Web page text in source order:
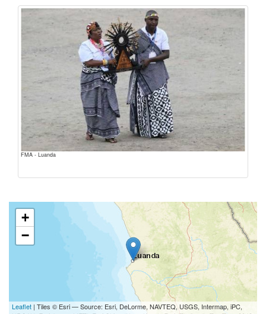
FMA - Luanda
+
−
Leaflet | Tiles © Esri — Source: Esri, DeLorme, NAVTEQ, USGS, Intermap, iPC,